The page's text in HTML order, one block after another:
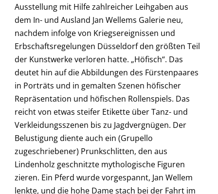
Ausstellung mit Hilfe zahlreicher Leihgaben aus
dem In- und Ausland Jan Wellems Galerie neu,
nachdem infolge von Kriegsereignissen und
Erbschaftsregelungen Düsseldorf den größten Teil
der Kunstwerke verloren hatte. „Höfisch“. Das
deutet hin auf die Abbildungen des Fürstenpaares
in Porträts und in gemalten Szenen höfischer
Repräsentation und höfischen Rollenspiels. Das
reicht von etwas steifer Etikette über Tanz- und
Verkleidungsszenen bis zu Jagdvergnügen. Der
Belustigung diente auch ein (Grupello
zugeschriebener) Prunkschlitten, den aus
Lindenholz geschnitzte mythologische Figuren
zieren. Ein Pferd wurde vorgespannt, Jan Wellem
lenkte, und die hohe Dame stach bei der Fahrt im